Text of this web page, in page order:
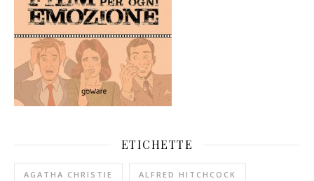
ETICHETTE
AGATHA CHRISTIE ALFRED HITCHCOCK